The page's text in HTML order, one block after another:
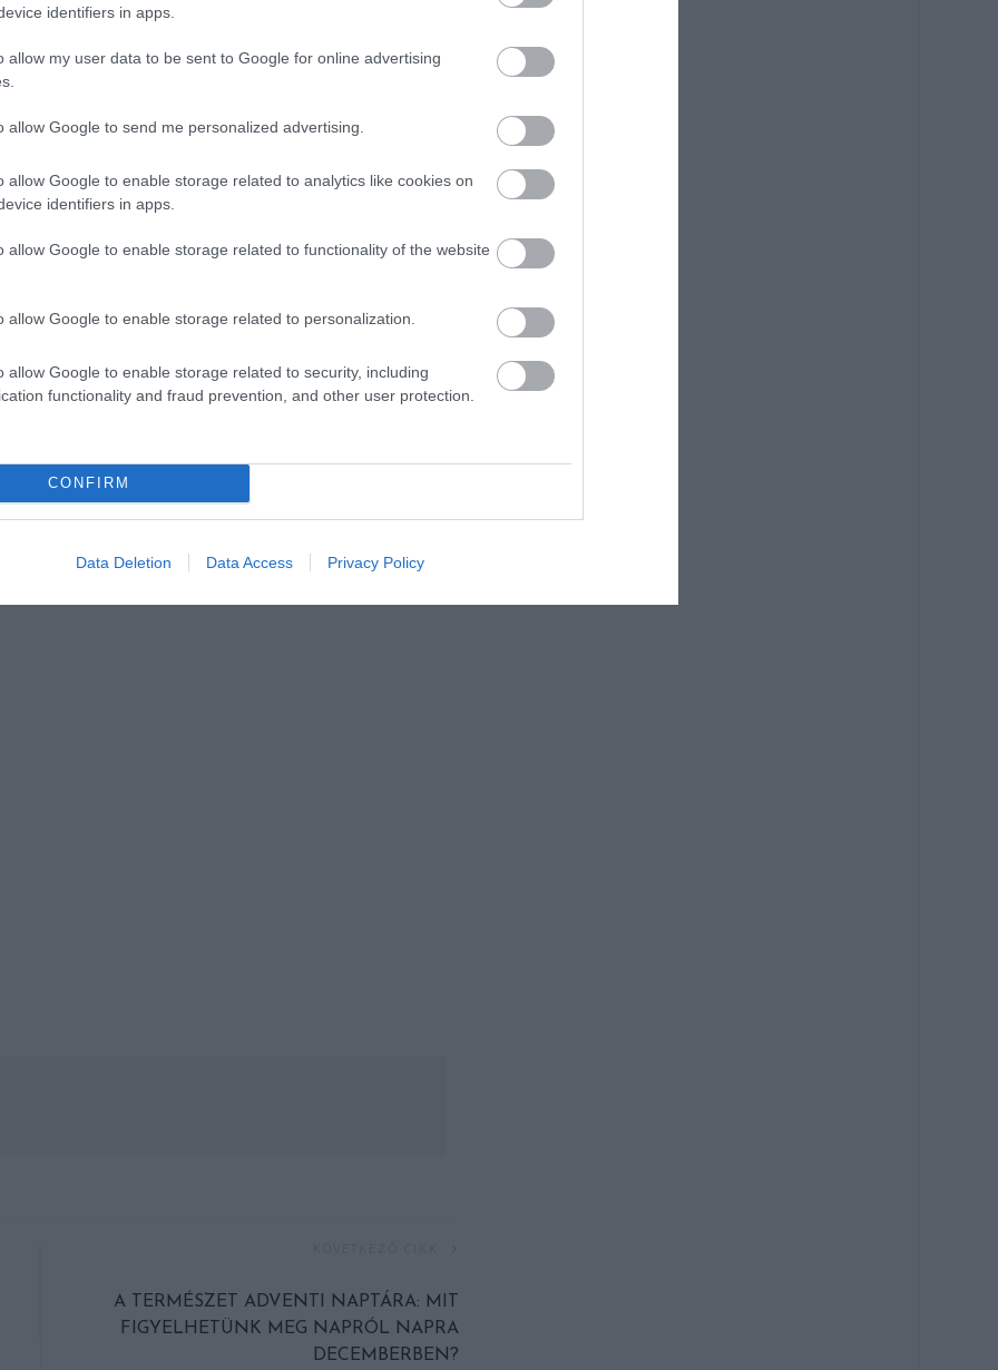
identifiers in apps.
allow my user data to be sent to Google for online advertising
allow Google to send me personalized advertising.
allow Google to enable storage related to analytics like cookies on
identifiers in apps.
allow Google to enable storage related to functionality of the website
allow Google to enable storage related to personalization.
allow Google to enable storage related to security, including
functionality and fraud prevention, and other user protection.
CONFIRM
Data Deletion Data Access Privacy Policy
működnek olyan pszichiátriai és neurológiai
felnőttkori diagnosztikájával. Az
az érdeklődőknek a megfelelő ellátóhelyek
a diagnózis felnőttkorban?
hanem lehetőséget ad az életminőség javítására is. Az
is jelentős előrelépést jelenthet a diagnózis, hiszen
támogatást kaphatnak.
számára
számára: esélyt ad arra, hogy az „elfeledett
Ez nemcsak személyes, hanem társadalmi
A TERMÉSZET ADVENTI NAPTÁRA: MIT
FIGYELHETÜNK MEG NAPRÓL NAPRA
DECEMBERBEN?